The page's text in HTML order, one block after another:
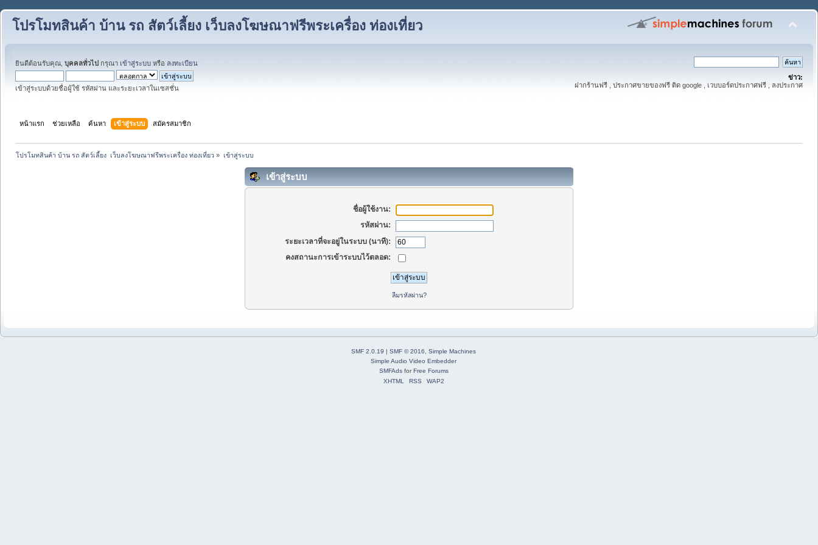
โปรโมทสินค้า บ้าน รถ สัตว์เลี้ยง เว็บลงโฆษณาฟรีพระเครื่อง ท่องเที่ยว
ยินดีต้อนรับคุณ, บุคคลทั่วไป กรุณา เข้าสู่ระบบ หรือ ลงทะเบียน
เข้าสู่ระบบด้วยชื่อผู้ใช้ รหัสผ่าน และระยะเวลาในเซสชั่น
ข่าว:
ฝากร้านฟรี , ประกาศขายของฟรี ติด google , เวบบอร์ดประกาศฟรี , ลงประกาศ
หน้าแรก ช่วยเหลือ ค้นหา เข้าสู่ระบบ สมัครสมาชิก
โปรโมทสินค้า บ้าน รถ สัตว์เลี้ยง  เว็บลงโฆษณาฟรีพระเครื่อง ท่องเที่ยว » เข้าสู่ระบบ
เข้าสู่ระบบ
ชื่อผู้ใช้งาน:
รหัสผ่าน:
ระยะเวลาที่จะอยู่ในระบบ (นาที):
คงสถานะการเข้าระบบไว้ตลอด:
ลืมรหัสผ่าน?
SMF 2.0.19 SMF © 2016, Simple Machines
Simple Audio Video Embedder
SMFAdsfor Free Forums
XHTML
RSS WAP2